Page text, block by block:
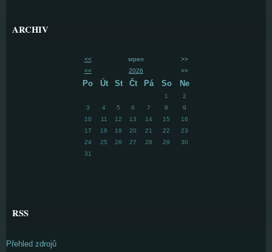
ARCHIV
<< srpen
>>
<<
2026 >>
Po Út St Čt Pá So Ne
1
2
3
4 5 6 7 8
9
10
11 12 13 14 15
16
17
18 19 20 21 22
23
24
25 26 27 28 29
30
31
RSS
Přehled zdrojů